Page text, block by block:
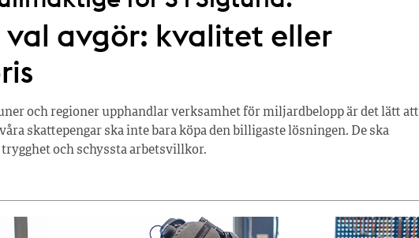
val avgör: kvalitet eller
och regioner upphandlar verksamhet för miljardbelopp är det lätt att
skattepengar ska inte bara köpa den billigaste lösningen. De ska
och schyssta arbetsvillkor.